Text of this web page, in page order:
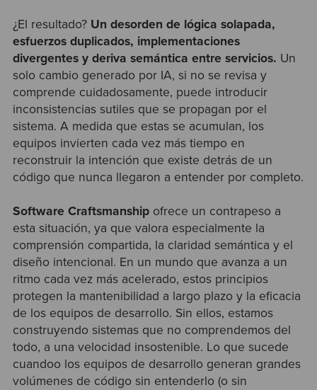
¿El resultado? Un desorden de lógica solapada,
esfuerzos duplicados, implementaciones
divergentes y deriva semántica entre servicios. Un
solo cambio generado por IA, si no se revisa y
comprende cuidadosamente, puede introducir
inconsistencias sutiles que se propagan por el
sistema. A medida que estas se acumulan, los
equipos invierten cada vez más tiempo en
reconstruir la intención que existe detrás de un
código que nunca llegaron a entender por completo.
Software Craftsmanshipofrece un contrapeso a
esta situación, ya que valora especialmente la
comprensión compartida, la claridad semántica y el
diseño intencional. En un mundo que avanza a un
ritmo cada vez más acelerado, estos principios
protegen la mantenibilidad a largo plazo y la eficacia
de los equipos de desarrollo. Sin ellos, estamos
construyendo sistemas que no comprendemos del
todo, a una velocidad insostenible. Lo que sucede
cuandoo los equipos de desarrollo generan grandes
volúmenes de código sin entenderlo (o sin